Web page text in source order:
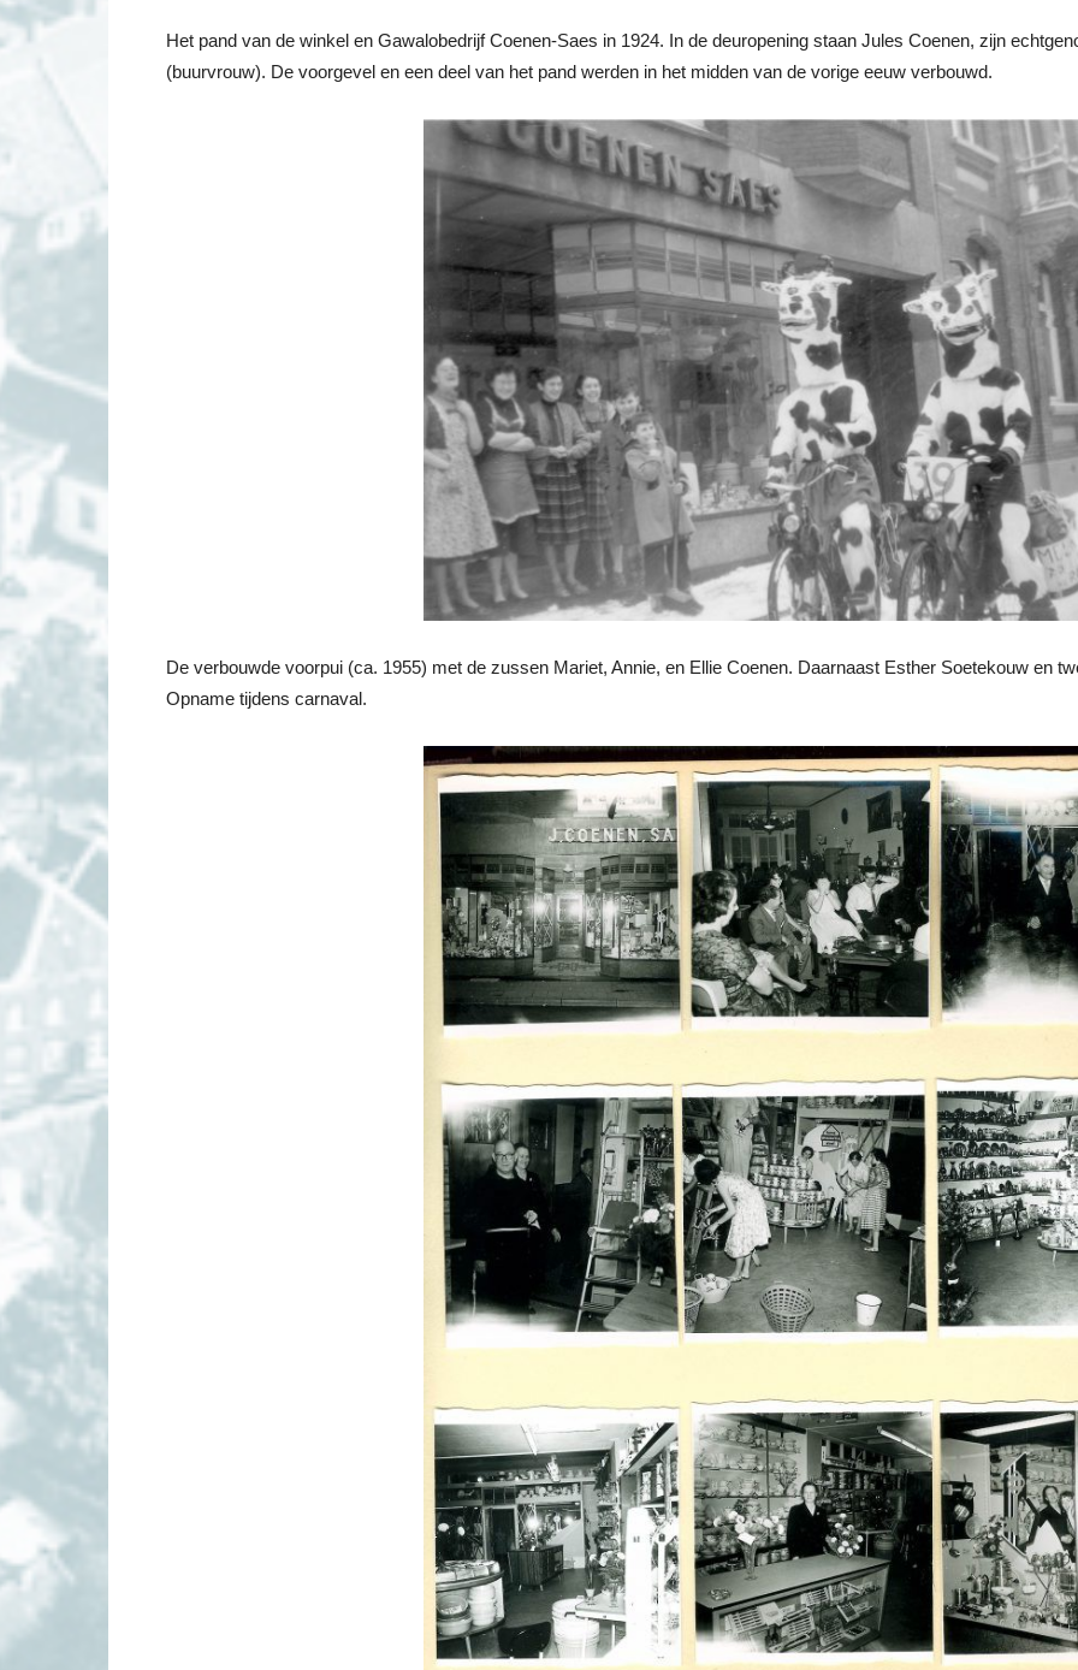
Het pand van de winkel en Gawalobedrijf Coenen-Saes in 1924. In de deuropening staan Jules Coenen, zijn
(buurvrouw). De voorgevel en een deel van het pand werden in het midden van de vorige eeuw verbouwd.
De verbouwde voorpui (ca. 1955) met de zussen Mariet, Annie, en Ellie Coenen. Daarnaast Esther Soetekouw en
Opname tijdens carnaval.